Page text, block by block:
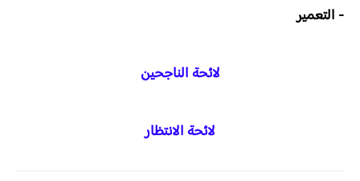
- التعمير
لائحة الناجحين
لائحة الانتظار